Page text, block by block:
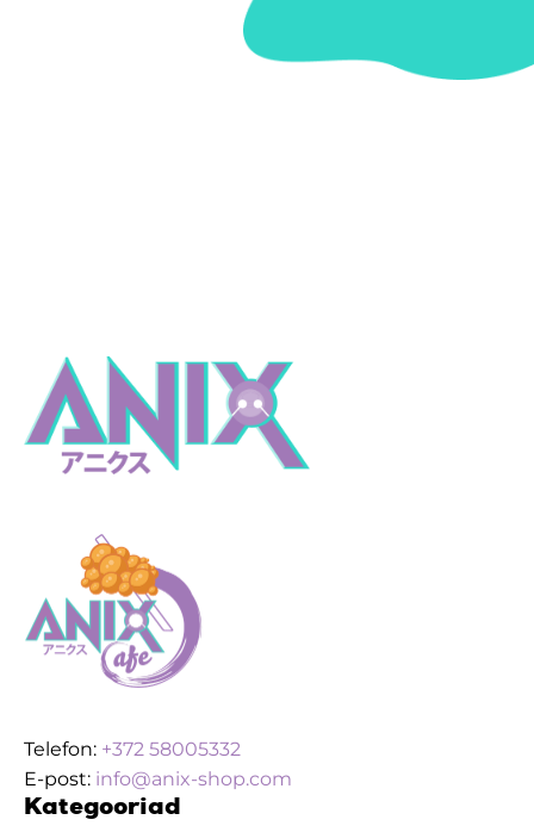
Telefon: +372 58005332
E-post: info@anix-shop.com
Kategooriad